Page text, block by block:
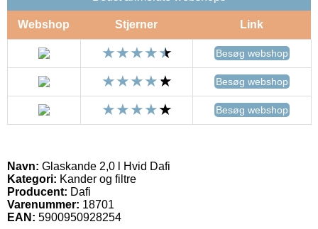
Webshop Stjerner Link
Besøg webshop
Besøg webshop
Besøg webshop
Navn: Glaskande 2,0 l Hvid Dafi
Kategori: Kander og filtre
Producent: Dafi
Varenummer: 18701
EAN: 5900950928254